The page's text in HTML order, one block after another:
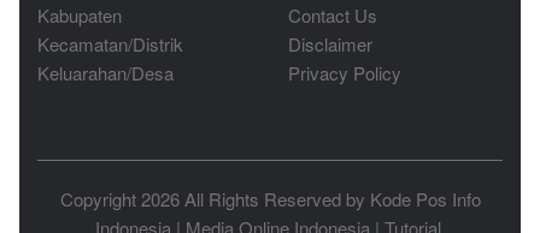
Kabupaten
Kecamatan/Distrik
Keluarahan/Desa
Contact Us
Disclaimer
Privacy Policy
Copyright 2026 All Rights Reserved by Kode Pos Info
Indonesia | Media Online Indonesia | Tutorial